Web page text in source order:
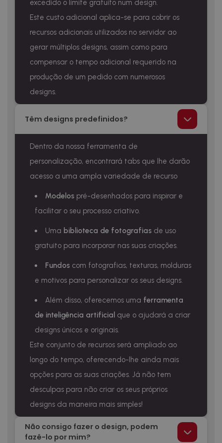
excedido o limite gratuito num design.
Este custo adicional aplica-se para cobrir os
recursos adicionais utilizados no servidor ao
gerar múltiplos designs, assim como para
compensar o tempo adicional requerido na
produção de um pedido com numerosos
designs.
Têm designs predefinidos?
Dentro da nossa ferramenta de
personalização, encontrará tabs que lhe darão
acesso a uma ampla variedade de recurso
Modelos pré-desenhados para inspirar e
facilitar o seu processo criativo.
Uma biblioteca de fotografias de uso
gratuito para incorporar nas suas criações.
Fundos com fotografias, texturas, molduras
e motivos para personalizar os seus designs.
Além disso, oferecemos uma ferramenta
de inteligência artificial que o ajudará a criar
designs únicos e originais.
Este conjunto de recursos será ampliado ao
longo do tempo, oferecendo-lhe ainda mais
opções para as suas criações. Já não tem
desculpas para não criar os seus próprios
designs da maneira mais simples!
Não consigo fazer o design, podem
fazê-lo por mim?